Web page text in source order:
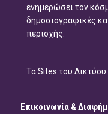
ενημερώσει τον
δημοσιογραφικές
περιοχής.
Τα Sites του Δικτύου
Επικοινωνία &